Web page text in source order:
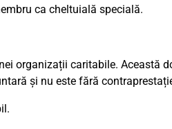
ca cheltuială specială.
organizații caritabile. Această
și nu este fără